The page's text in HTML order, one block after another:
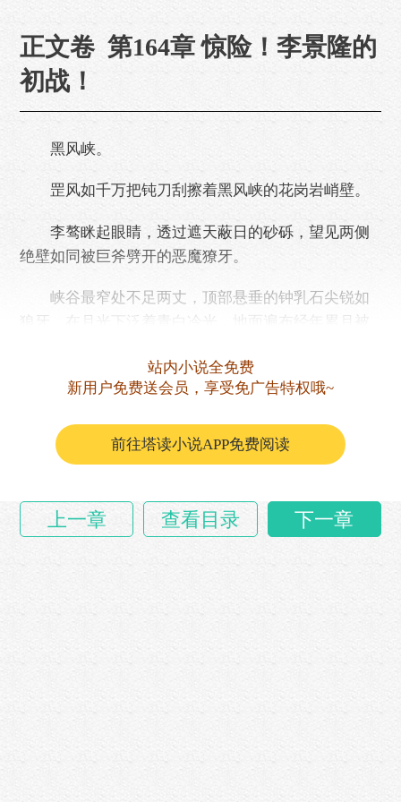
正文卷 第164章 惊险！李景隆的
初战！
黑风峡。
罡风如千万把钝刀刮擦着黑风峡的花岗岩峭壁。
李骜眯起眼睛，透过遮天蔽日的砂砾，望见两侧
绝壁如同被巨斧劈开的恶魔獠牙。
峡谷最窄处不足两丈，顶部悬垂的钟乳石尖锐如
狂风裹挟着碎石在峭壁间呼啸盘旋，发出凄厉的
站内小说全免费
新用户免费送会员，享受免广告特权哦~
前往塔读小说APP免费阅读
上一章 查看目录 下一章